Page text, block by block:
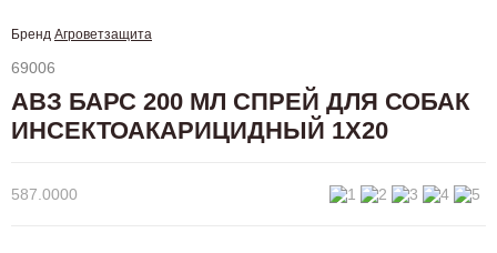
Бренд Агроветзащита
69006
АВЗ БАРС 200 МЛ СПРЕЙ ДЛЯ СОБАК
ИНСЕКТОАКАРИЦИДНЫЙ 1Х20
587.0000